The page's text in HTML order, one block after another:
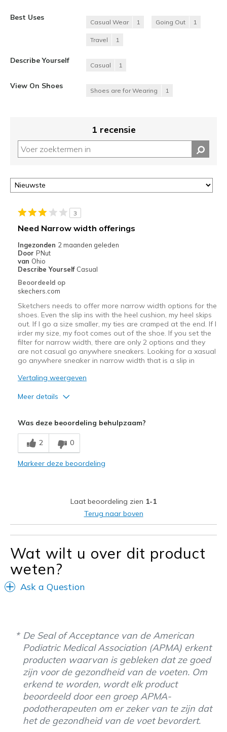
Best Uses
Casual Wear 1 Going Out 1
Travel 1
Describe Yourself
Casual 1
View On Shoes
Shoes are for Wearing 1
1 recensie
3
Need Narrow width offerings
Ingezonden 2 maanden geleden
Door PNut
van Ohio
Describe Yourself Casual
Beoordeeld op
skechers.com
Sketchers needs to offer more narrow width options for the
shoes. Even the slip ins with the heel cushion, my heel skips
out. If I go a size smaller, my ties are cramped at the end. If I
irder my size, my foot comes out of the shoe. If you set the
filter for narrow width, there are only 2 options and they
are not casual go anywhere sneakers. Looking for a xasual
go anywhere sneaker in narrow width that is a slip in
Vertaling weergeven
Meer details
Comfortable
Casual Wear
Width
Feels true to width
Was deze beoordeling behulpzaam?
2 0
Markeer deze beoordeling
Laat beoordeling zien 1-1
Terug naar boven
Wat wilt u over dit product
weten?
Ask a Question
De Seal of Acceptance van de American
Podiatric Medical Association (APMA) erkent
producten waarvan is gebleken dat ze goed
zijn voor de gezondheid van de voeten. Om
erkend te worden, wordt elk product
beoordeeld door een groep APMA-
podotherapeuten om er zeker van te zijn dat
het de gezondheid van de voet bevordert.